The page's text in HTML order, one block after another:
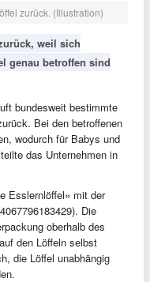
zurück. (Illustration)
weil sich
genau betroffen sind
bundesweit bestimmte
Bei den betroffenen
wodurch für Babys und
das Unternehmen in
Esslernlöffel» mit der
Die
oberhalb des
den Löffeln selbst
die Löffel unabhängig